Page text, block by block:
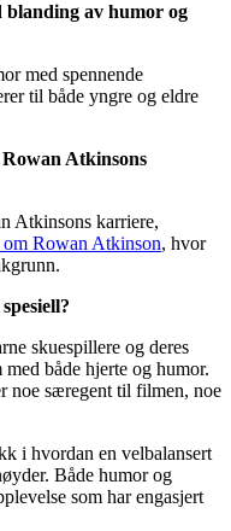
blanding av humor og
med spennende
til både yngre og eldre
Atkinsons
Atkinsons karriere,
Rowan Atkinson, hvor
skuespillere og deres
både hjerte og humor.
noe særegent til filmen, noe
i hvordan en velbalansert
Både humor og
som har engasjert